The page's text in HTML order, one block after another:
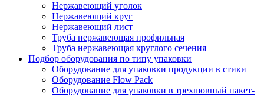
Нержавеющий уголок
Нержавеющий круг
Нержавеющий лист
Труба нержавеющая профильная
Труба нержавеющая круглого сечения
Подбор оборудования по типу упаковки
Оборудование для упаковки продукции в стики
Оборудование Flow Pack
Оборудование для упаковки в трехшовный пакет-